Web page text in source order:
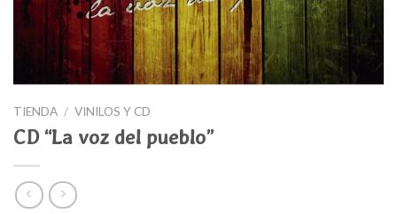
TIENDA / VINILOS Y CD
CD “La voz del pueblo”